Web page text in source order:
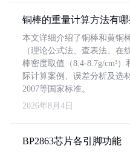
铜棒的重量计算方法有
本文详细介绍了铜棒和黄铜
（理论公式法、查表法、在
棒密度取值（8.4-8.7g/cm³
际计算案例、误差分析及选
2007等国家标准。
2026年8月4日
BP2863芯片各引脚功能